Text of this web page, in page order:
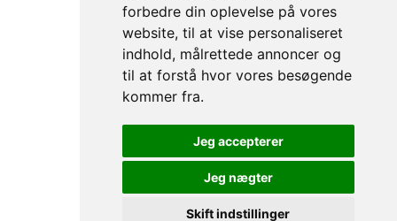
forbedre din oplevelse på vores
website, til at vise personaliseret
indhold, målrettede annoncer og
til at forstå hvor vores besøgende
kommer fra.
Jeg accepterer
Jeg nægter
Skift indstillinger